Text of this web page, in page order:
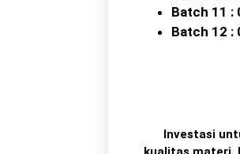
Batch 11 :
Batch 12 :
Investasi